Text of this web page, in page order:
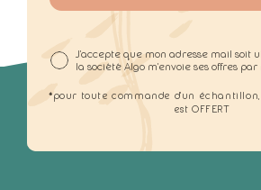
J'accepte que mon adresse mail soit
la société Algo m'envoie ses offres par
*pour toute commande d'un
est OFFERT